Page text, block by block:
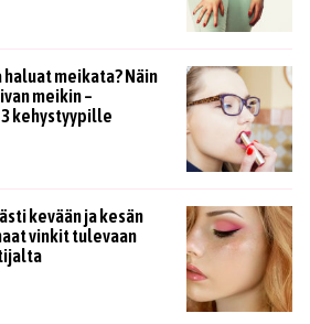
meikata? Näin
meikin –
kehystyypille
kevään ja kesän
vinkit tulevaan